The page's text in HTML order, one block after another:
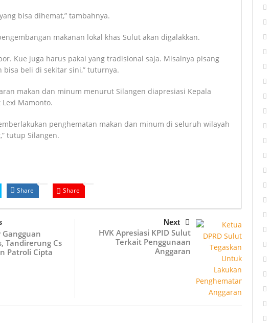
bisa dihemat,” tambahnya.
makanan lokal khas Sulut akan digalakkan.
Kue juga harus pakai yang tradisional saja. Misalnya pisang
bisa beli di sekitar sini,” tuturnya.
makan dan minum menurut Silangen diapresiasi Kepala
Mamonto.
penghematan makan dan minum di seluruh wilayah
tutup Silangen.
Share Share
Tandirerung Cs
Patroli Cipta
Next
HVK Apresiasi KPID Sulut
Terkait Penggunaan
Anggaran